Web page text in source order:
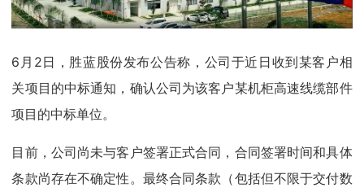
6月2日，胜蓝股份发布公告称，公司于近日收到某客户相
关项目的中标通知，确认公司为该客户某机柜高速线缆部件
项目的中标单位。
目前，公司尚未与客户签署正式合同，合同签署时间和具体
条款尚存在不确定性。最终合同条款（包括但不限于交付数